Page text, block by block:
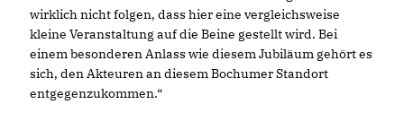
wirklich nicht folgen, dass hier eine vergleichsweise
kleine Veranstaltung auf die Beine gestellt wird. Bei
einem besonderen Anlass wie diesem Jubiläum gehört es
sich, den Akteuren an diesem Bochumer Standort
entgegenzukommen.“